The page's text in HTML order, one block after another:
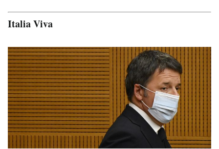
Italia Viva